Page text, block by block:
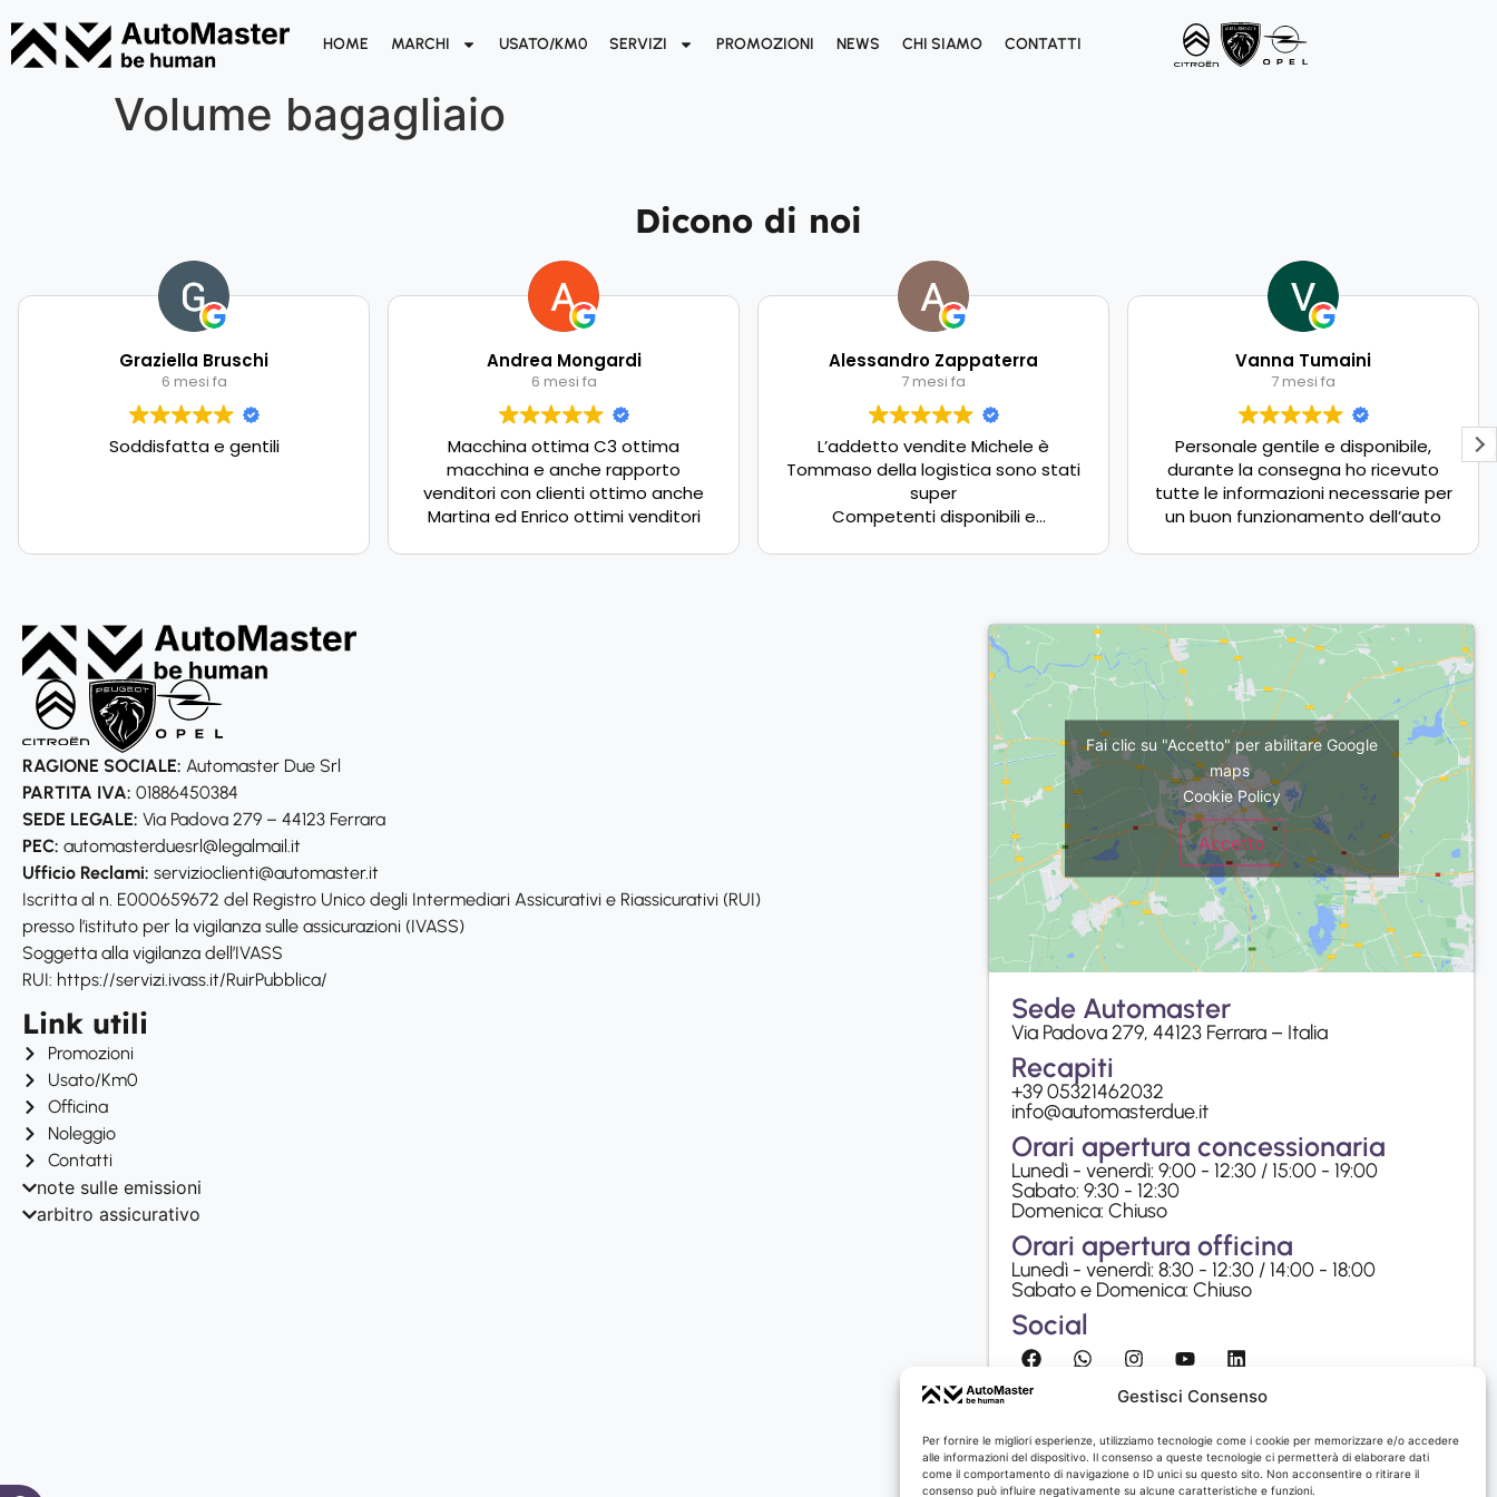
Gestisci Consenso
Per fornire le migliori esperienze, utilizziamo tecnologie come i cookie per memorizzare e/o accedere
alle informazioni del dispositivo. Il consenso a queste tecnologie ci permetterà di elaborare dati
come il comportamento di navigazione o ID unici su questo sito. Non acconsentire o ritirare il
consenso può influire negativamente su alcune caratteristiche e funzioni.
HOME MARCHI USATO/KM0 SERVIZI PROMOZIONI NEWS CHI SIAMO CONTATTI
Volume bagagliaio
Dicono di noi
Graziella Bruschi
6 mesi fa
Soddisfatta e gentili
Andrea Mongardi
6 mesi fa
Macchina ottima C3 ottima
macchina e anche rapporto
venditori con clienti ottimo anche
Martina ed Enrico ottimi venditori
Alessandro Zappaterra
7 mesi fa
L’addetto vendite Michele è
Tommaso della logistica sono stati
super
Competenti disponibili e
Vanna Tumaini
7 mesi fa
Personale gentile e disponibile,
durante la consegna ho ricevuto
tutte le informazioni necessarie per
un buon funzionamento dell’auto
RAGIONE SOCIALE: Automaster Due Srl
PARTITA IVA: 01886450384
SEDE LEGALE: Via Padova 279 – 44123 Ferrara
PEC: automasterduesrl@legalmail.it
Ufficio Reclami: servizioclienti@automaster.it
Iscritta al n. E000659672 del Registro Unico degli Intermediari Assicurativi e Riassicurativi (RUI)
presso l’istituto per la vigilanza sulle assicurazioni (IVASS)
Soggetta alla vigilanza dell’IVASS
RUI: https://servizi.ivass.it/RuirPubblica/
Link utili
Promozioni
Usato/Km0
Officina
Noleggio
Contatti
note sulle emissioni
arbitro assicurativo
Fai clic su "Accetto" per abilitare Google
maps
Cookie Policy
Accetto
Sede Automaster
Via Padova 279, 44123 Ferrara – Italia
Recapiti
+39 05321462032
info@automasterdue.it
Orari apertura concessionaria
Lunedì - venerdì: 9:00 - 12:30 / 15:00 - 19:00
Sabato: 9:30 - 12:30
Domenica: Chiuso
Orari apertura officina
Lunedì - venerdì: 8:30 - 12:30 / 14:00 - 18:00
Sabato e Domenica: Chiuso
Social